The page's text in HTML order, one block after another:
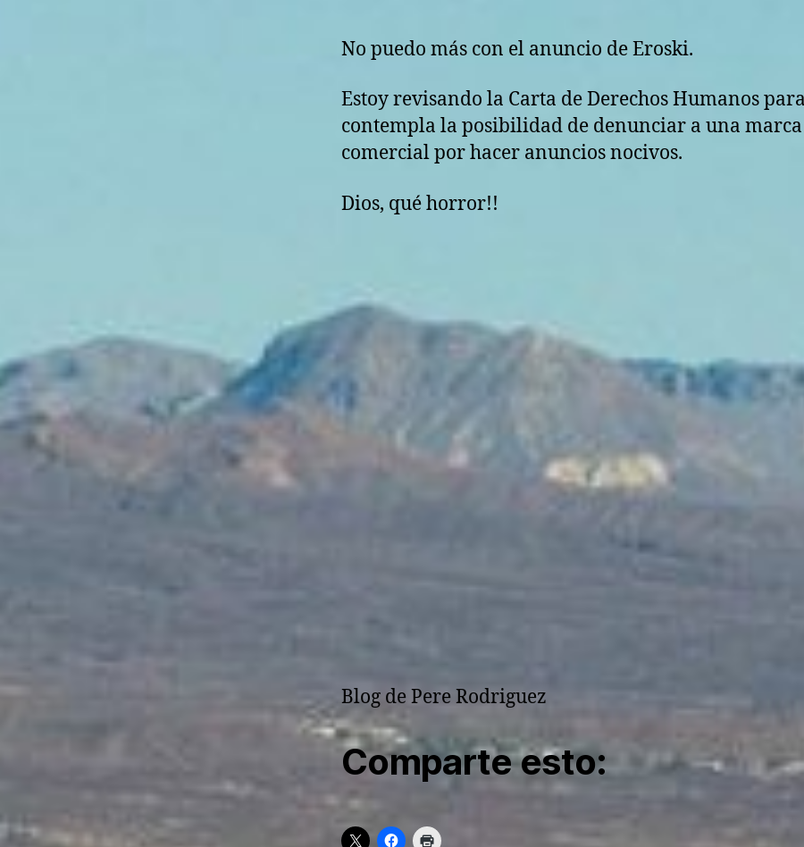
No puedo más con el anuncio de Eroski.
Estoy revisando la Carta de Derechos Humanos
contempla la posibilidad de denunciar a una marca
comercial por hacer anuncios nocivos.
Dios, qué horror!!
Blog de Pere Rodriguez
Comparte esto: